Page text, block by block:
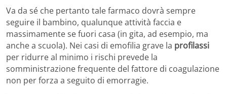
Va da sé che pertanto tale farmaco dovrà sempre
seguire il bambino, qualunque attività faccia e
massimamente se fuori casa (in gita, ad esempio, ma
anche a scuola). Nei casi di emofilia grave la profilassi
per ridurre al minimo i rischi prevede la
somministrazione frequente del fattore di coagulazione
non per forza a seguito di emorragie.